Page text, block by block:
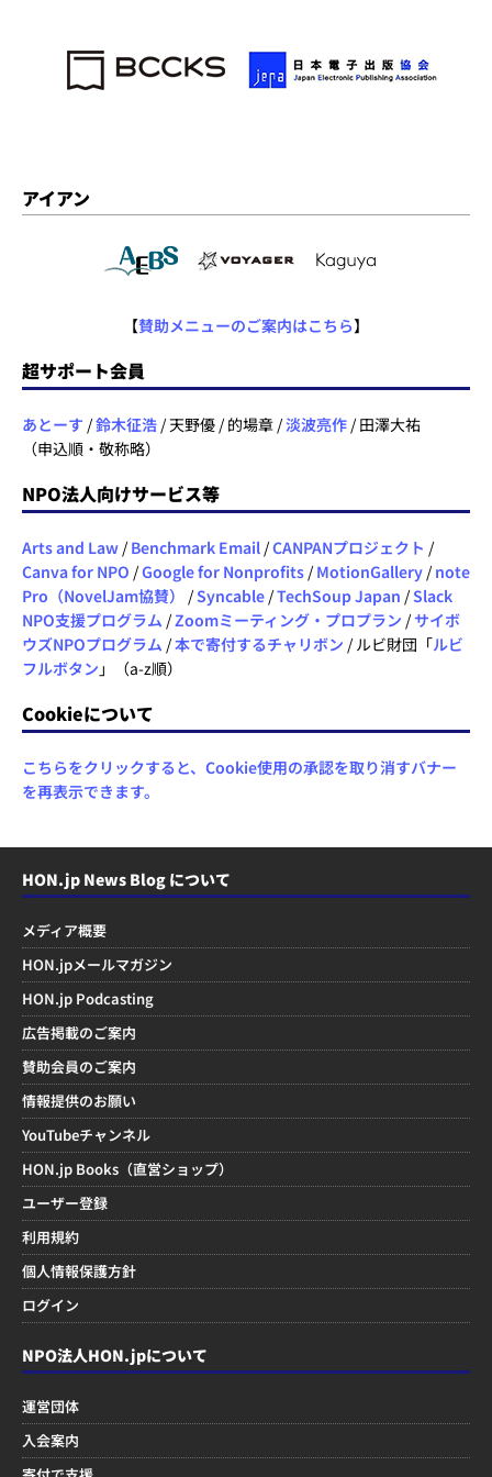
アイアン
【賛助メニューのご案内はこちら】
超サポート会員
あとーす /鈴木征浩 / 天野優 / 的場章 /淡波亮作 / 田澤大祐
（申込順・敬称略）
NPO法人向けサービス等
Arts and Law / Benchmark Email /CANPANプロジェクト /
Canva for NPO /Google for Nonprofits / MotionGallery / note
Pro（NovelJam協賛）
/Syncable /TechSoup Japan /Slack
NPO支援プログラム /Zoomミーティング・プロプラン /サイボ
ウズNPOプログラム /本で寄付するチャリボン / ルビ財団「ルビ
フルボタン 」（a-z順）
Cookieについて
こちらをクリックすると、Cookie使用の承認を取り消すバナー
を再表示できます。
HON.jp News Blog について
メディア概要
HON.jpメールマガジン
HON.jp Podcasting
広告掲載のご案内
賛助会員のご案内
情報提供のお願い
YouTubeチャンネル
HON.jp Books（直営ショップ）
ユーザー登録
利用規約
個人情報保護方針
ログイン
NPO法人HON.jpについて
運営団体
入会案内